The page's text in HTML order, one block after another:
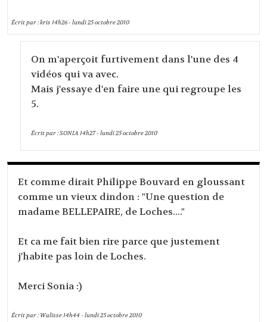
Écrit par :kris14h26-lundi 25octobre 2010
On m'aperçoit furtivement dans l'une des 4
vidéos qui va avec.
Mais j'essaye d'en faire une qui regroupe les
5.
Écrit par :SONIA 14h27- lundi 25octobre 2010
Et comme dirait Philippe Bouvard en gloussant
comme un vieux dindon : "Une question de
madame BELLEPAIRE, de Loches...."
Et ca me fait bien rire parce que justement
j'habite pas loin de Loches.
Merci Sonia :)
Écrit par :Walisse14h44-lundi 25octobre 2010